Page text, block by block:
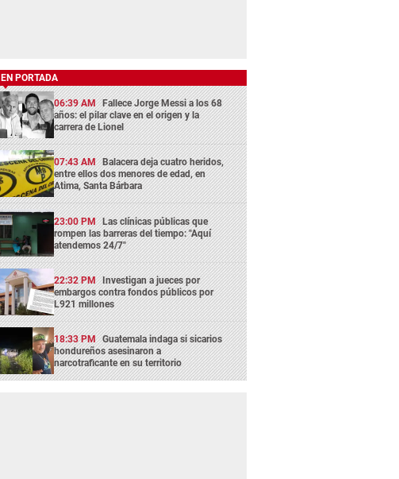
EN PORTADA
06:39 AM Fallece Jorge Messi a los 68
años: el pilar clave en el origen y la
carrera de Lionel
07:43 AM Balacera deja cuatro heridos,
entre ellos dos menores de edad, en
Atima, Santa Bárbara
23:00 PM Las clínicas públicas que
rompen las barreras del tiempo: "Aquí
atendemos 24/7"
22:32 PM Investigan a jueces por
embargos contra fondos públicos por
L921 millones
18:33 PM Guatemala indaga si sicarios
hondureños asesinaron a
narcotraficante en su territorio